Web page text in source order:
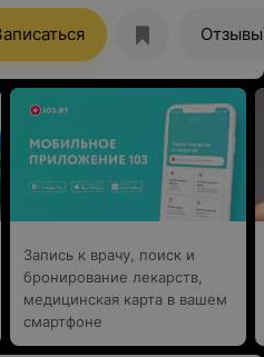
за чуткость,
Близкие
из Орши Вам очень
Отзывы
Запись к врачу, поиск и
бронирование лекарств,
медицинская карта в вашем
смартфоне